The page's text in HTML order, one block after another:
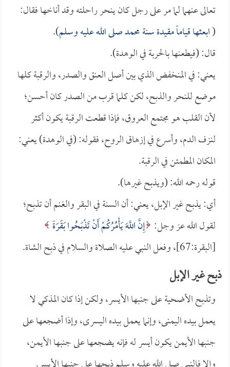
تعالى عنهما لما مر على رجل كان ينحر راحلته وقد أناخها فقال:
(ابعثها قياماً مقيدة سنة محمد صلى الله عليه وسلم).
قال: (فيطعنها بالحربة في الوهدة).
يعني: في المنخفض الذي بين أصل العنق والصدر، والرقبة كلها
موضع للنحر والذبح، لكن كلما قرب من الصدر كان أحسن؛
لأن القلب هو مجتمع العروق، فإذا قطعت الرقبة يكون أكثر
لنزف الدم، وأسرع في إزهاق الروح، فقوله: (في الوهدة) يعني:
المكان المطمئن في الرقبة.
قوله رحمه الله: (ويذبح غيرها).
أي: يذبح غير الإبل، يعني: أن السنة في البقر والغنم أن تذبح؛
لقول الله عز وجل: إِنَّ اللَّهَ يَأْمُرُكُمْ أَنْ تَذْبَحُوا بَقَرَةً
[البقرة:67]، وفعل النبي عليه الصلاة والسلام في ذبح الشاة.
ذبح غير الإبل
وتذبح الأضحية على جنبها الأيسر، ولكن إذا كان المذكي لا
يعمل بيده اليمنى، وإنما يعمل بيده اليسرى، وإذا أضجعها على
جنبها الأيمن يكون أيسر له فإنه يضجعها على جنبها الأيمن،